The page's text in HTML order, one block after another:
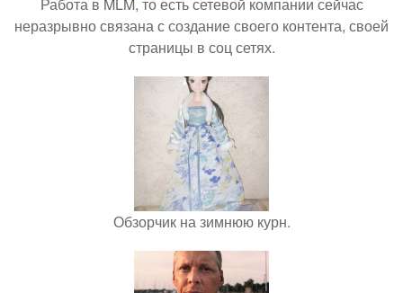
неразрывно связана с создание своего контента, своей
страницы в соц сетях.
Обзорчик на зимнюю курн.